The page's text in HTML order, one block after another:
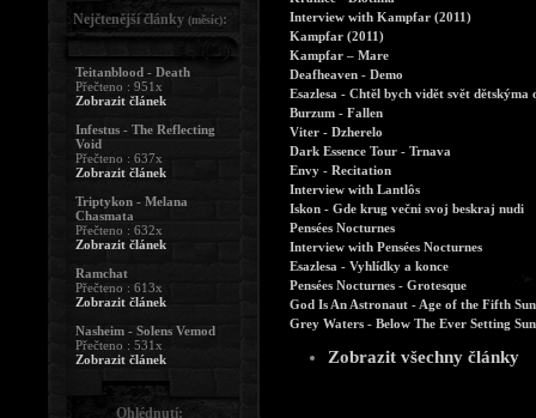
Interview with Kampfar (2011)
Kampfar (2011)
Kampfar – Mare
Deafheaven - Demo
Esazlesa - Chtěl bych vidět svět dětskýma
Burzum - Fallen
Viter - Dzherelo
Dark Essence Tour - Trnava
Envy - Recitation
Interview with Lantlôs
Iskon - Gde krug večni svoj beskraj nudi
Pensées Nocturnes
Interview with Pensées Nocturnes
Esazlesa - Vyhlídky a konce
Pensées Nocturnes - Grotesque
God Is An Astronaut - Age of the Fifth Sun
Grey Waters - Below The Ever Setting Sun
Zobrazit všechny články
Nejčtenější články (měsíc):
Teitanblood - Death
Přečteno : 951x
Zobrazit článek
Infestus - The Reflecting
Void
Přečteno : 637x
Zobrazit článek
Triptykon - Melana
Chasmata
Přečteno : 632x
Zobrazit článek
Ramchat
Přečteno : 613x
Zobrazit článek
Nasheim - Solens Vemod
Přečteno : 531x
Zobrazit článek
Ohlédnutí: